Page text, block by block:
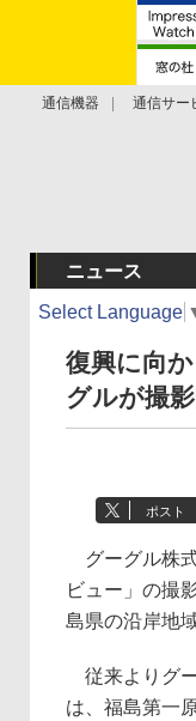
通信機器 通信サー
ニュース
Select Language
復興に向
グルが撮
ポスト
グーグル株
ビュー」の撮
島県の沿岸地
従来よりグ
は、福島第一